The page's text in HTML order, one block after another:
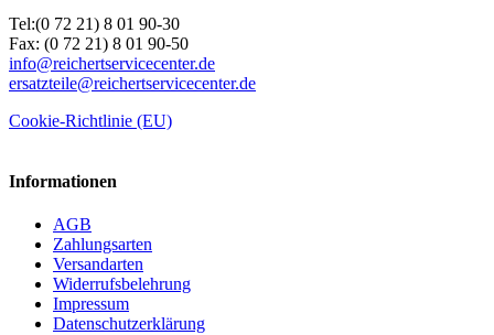
Tel:(0 72 21) 8 01 90-30
Fax: (0 72 21) 8 01 90-50
info@reichertservicecenter.de
ersatzteile@reichertservicecenter.de
Cookie-Richtlinie (EU)
Informationen
AGB
Zahlungsarten
Versandarten
Widerrufsbelehrung
Impressum
Datenschutzerklärung